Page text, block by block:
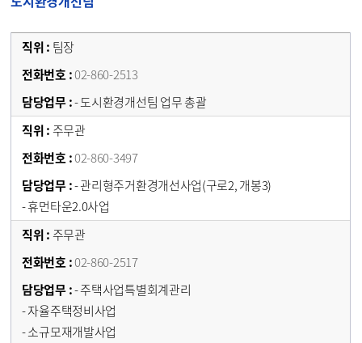
팀장
02-860-2513
- 도시환경개선팀 업무 총괄
주무관
02-860-3497
- 관리형주거환경개선사업(구로2, 개봉3)
- 휴먼타운2.0사업
주무관
02-860-2517
- 주택사업특별회계관리
- 자율주택정비사업
- 소규모재개발사업